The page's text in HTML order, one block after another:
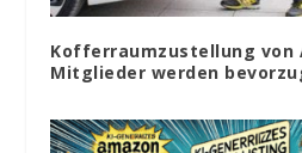
Kofferraumzustellung von
Mitglieder werden